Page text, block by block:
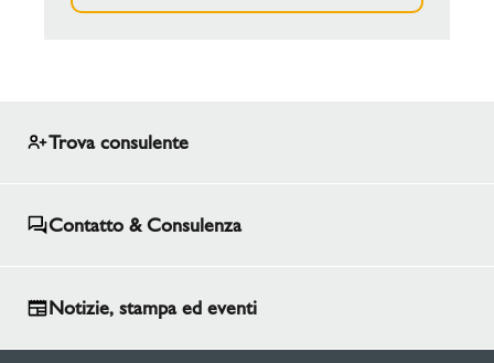
Trova consulente
Contatto & Consulenza
Notizie, stampa ed eventi